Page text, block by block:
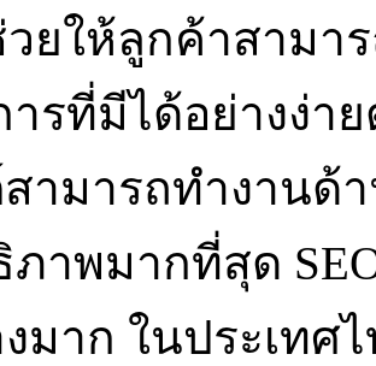
ยให้ลูกค้าสามา
รที่มีได้อย่างง่า
สามารถทำงานด้
ภาพมากที่สุด
มาก ในประเทศ